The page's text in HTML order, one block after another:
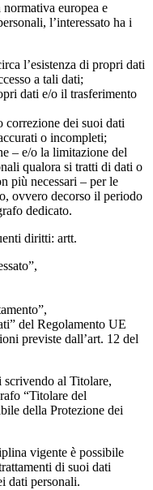
europea e
l’interessato ha i
l’esistenza di propri dati
a tali dati;
dati e/o il trasferimento
correzione dei suoi dati
o incompleti;
– e/o la limitazione del
qualora si tratti di dati o
più necessari – per le
ovvero decorso il periodo
dedicato.
diritti: artt.
del Regolamento UE
previste dall’art. 12 del
scrivendo al Titolare,
“Titolare del
della Protezione dei
vigente è possibile
di suoi dati
dati personali.